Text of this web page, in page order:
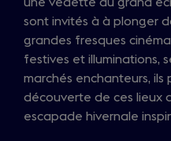
sont invités à à plonger
grandes fresques
festives et illuminations,
marchés enchanteurs,
découverte de ces lieux
escapade hivernale